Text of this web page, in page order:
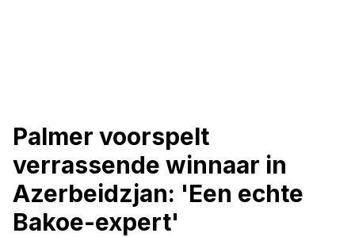
Palmer voorspelt
verrassende winnaar in
Azerbeidzjan: 'Een echte
Bakoe-expert'